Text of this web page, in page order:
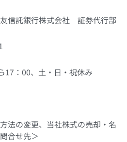
信託銀行株式会社 証券代行部
17：00、土・日・祝休み
法の変更、当社株式の売却・名
合せ先＞